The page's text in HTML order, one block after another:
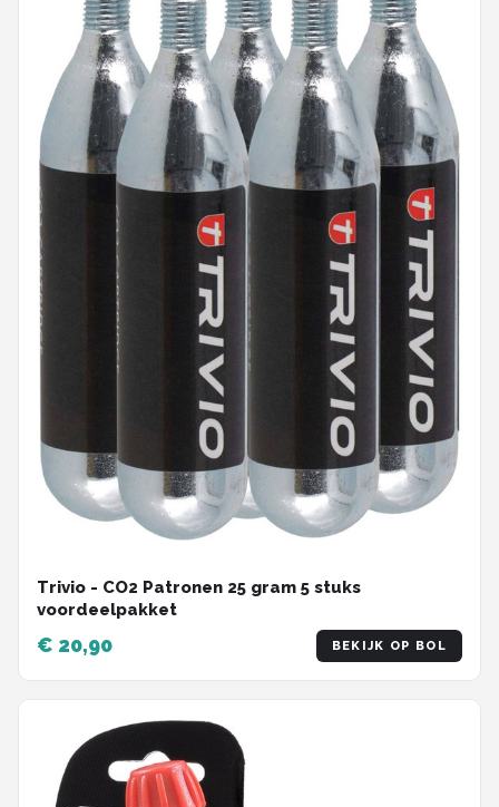
Trivio - CO2 Patronen 25 gram 5 stuks
voordeelpakket
€ 20,90 BEKIJK OP BOL